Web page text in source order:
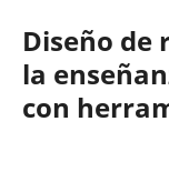
Diseño de
la
con